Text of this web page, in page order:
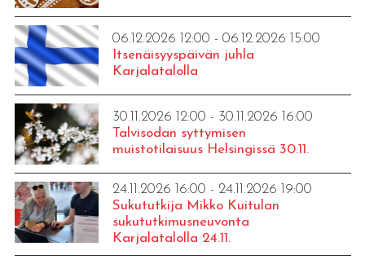
06.12.2026 12:00 - 06.12.2026 15:00
Itsenäisyyspäivän juhla
Karjalatalolla
30.11.2026 12:00 - 30.11.2026 16:00
Talvisodan syttymisen
muistotilaisuus Helsingissä 30.11.
24.11.2026 16:00 - 24.11.2026 19:00
Sukututkija Mikko Kuitulan
sukututkimusneuvonta
Karjalatalolla 24.11.